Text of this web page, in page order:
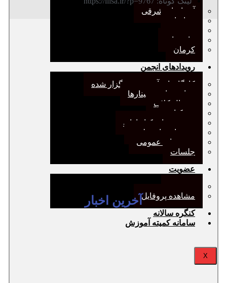
آذربایجان شرقی
خراسان
مازندران
کرمان
رویدادهای انجمن
کارگاههای آموزشی برگزار شده
همایش‌ها و سمینارها
ژورنال کلاب
نقد کتاب
دورهمی‌های کتابدارانه
سخنرانی‌های علمی
مجمع‌های عمومی
جلسات
عضویت
مشاهده پروفایل
کنگره سالانه
سامانه کمیته آموزش
X
آخرین اخبار